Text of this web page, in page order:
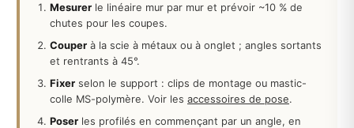
Mesurer le linéaire mur par mur et prévoir ~10 % de
chutes pour les coupes.
Couper à la scie à métaux ou à onglet ; angles sortants
et rentrants à 45°.
Fixer selon le support : clips de montage ou mastic-
colle MS-polymère. Voir les accessoires de pose.
Poser les profilés en commençant par un angle, en